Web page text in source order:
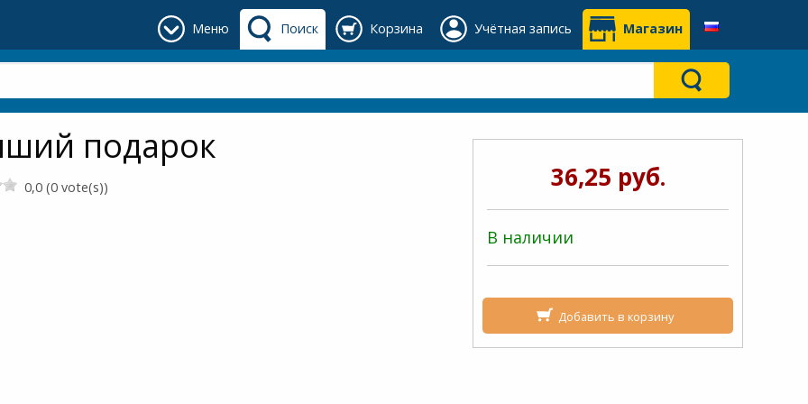
Меню Поиск Корзина Учётная запись Магазин
подарок
0,0 (0 vote(s)) 36,25 руб.
В наличии
Добавить в корзину